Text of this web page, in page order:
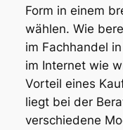
Form in einem
wählen. Wie
im Fachhandel
im Internet wie
Vorteil eines
liegt bei der
verschiedene